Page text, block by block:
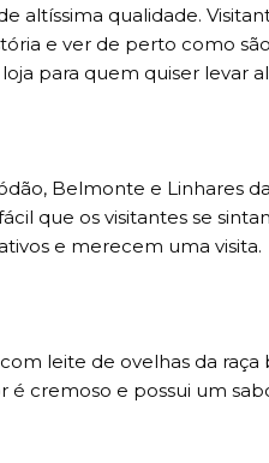
altíssima qualidade.
e ver de perto como
para quem quiser levar
Belmonte e Linhares
que os visitantes se
e merecem uma visita.
leite de ovelhas da raça
é cremoso e possui um